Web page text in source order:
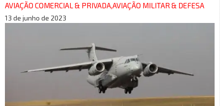
AVIAÇÃO COMERCIAL & PRIVADA,AVIAÇÃO MILITAR & DEFESA
13 de junho de 2023